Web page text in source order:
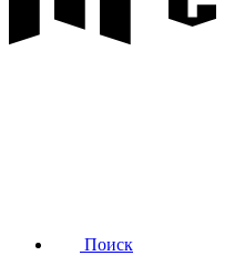
Поиск